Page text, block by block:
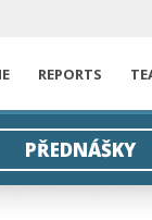
REPORTS
PŘEDNÁŠKY